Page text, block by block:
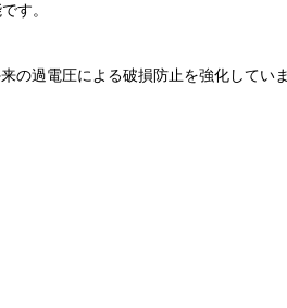
す。
の過電圧による破損防止を強化してい